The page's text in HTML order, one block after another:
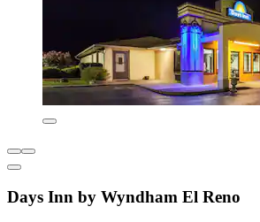
Days Inn by Wyndham El Reno